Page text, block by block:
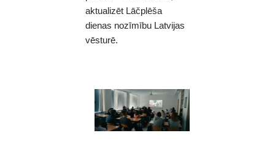
aktualizēt Lāčplēša
dienas nozīmību Latvijas
vēsturē.